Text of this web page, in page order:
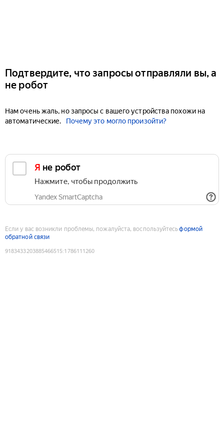
Подтвердите, что запросы отправляли вы, а
не робот
Нам очень жаль, но запросы с вашего устройства похожи на
автоматические.
Почему это могло произойти?
Я не робот
Нажмите, чтобы продолжить
Yandex SmartCaptcha
Если у вас возникли проблемы, пожалуйста, воспользуйтесьформой
обратной связи
9183433203885466515:1786111260